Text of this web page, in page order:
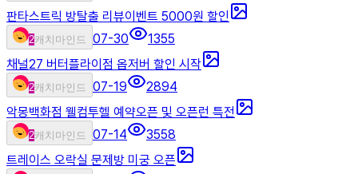
판타스트릭 방탈출 리뷰이벤트 5000원 할인
2캐치마인드 07-30
1355
채널27 버터플라이점 옵저버 할인 시작
2캐치마인드 07-19
2894
악몽백화점 웰컴투헬 예약오픈 및 오픈런 특전
2캐치마인드 07-14
3558
트레이스 오락실 문제방 미궁 오픈